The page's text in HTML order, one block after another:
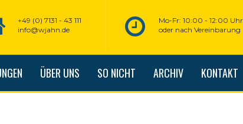
Mo-Fr: 10:00 - 12:00
oder nach Vereinbarung
+49 (0) 7131 - 43 111
info@wjahn.de
ÜBER UNS SO NICHT ARCHIV KONTAKT